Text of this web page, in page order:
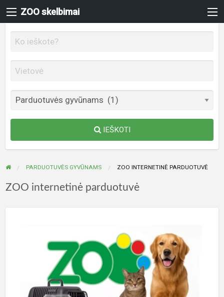
ZOO skelbimai
IEŠKOTI
PARDUOTUVĖS GYVŪNAMS ZOO INTERNETINĖ PARDUOTUVĖ
ZOO internetinė parduotuvė